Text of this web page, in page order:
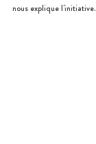
nous explique l'initiative.